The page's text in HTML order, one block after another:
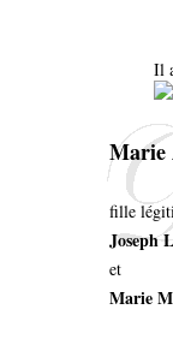
Il
Marie
fille
Joseph
et
Marie